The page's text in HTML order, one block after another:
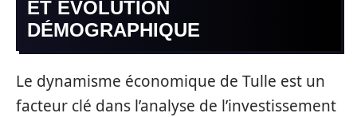
ET ÉVOLUTION
DÉMOGRAPHIQUE
Le dynamisme économique de Tulle est un
facteur clé dans l’analyse de l’investissement